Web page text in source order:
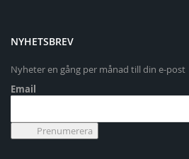
NYHETSBREV
Nyheter en gång per månad till din e-post
Email